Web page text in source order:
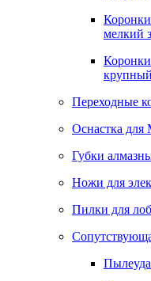
мелкий
Переходные
Оснастка
Губки
Ножи для
Пилки для